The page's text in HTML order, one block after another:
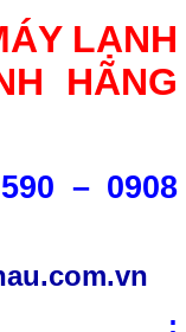
LẠNH
HÃNG
– 0908
: